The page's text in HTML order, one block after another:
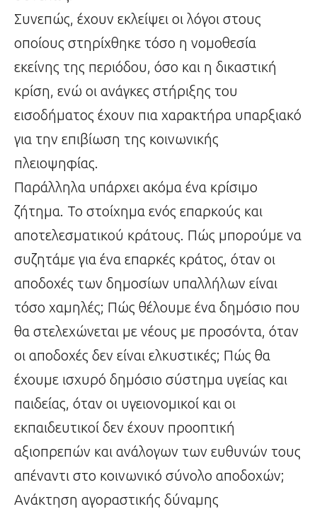
Συνεπώς, έχουν εκλείψει οι λόγοι στους
οποίους στηρίχθηκε τόσο η νομοθεσία
εκείνης της περιόδου, όσο και η δικαστική
κρίση, ενώ οι ανάγκες στήριξης του
εισοδήματος έχουν πια χαρακτήρα υπαρξιακό
για την επιβίωση της κοινωνικής
πλειοψηφίας.
Παράλληλα υπάρχει ακόμα ένα κρίσιμο
ζήτημα. Το στοίχημα ενός επαρκούς και
αποτελεσματικού κράτους. Πώς μπορούμε να
συζητάμε για ένα επαρκές κράτος, όταν οι
αποδοχές των δημοσίων υπαλλήλων είναι
τόσο χαμηλές; Πώς θέλουμε ένα δημόσιο που
θα στελεχώνεται με νέους με προσόντα, όταν
οι αποδοχές δεν είναι ελκυστικές; Πώς θα
έχουμε ισχυρό δημόσιο σύστημα υγείας και
παιδείας, όταν οι υγειονομικοί και οι
εκπαιδευτικοί δεν έχουν προοπτική
αξιοπρεπών και ανάλογων των ευθυνών τους
απέναντι στο κοινωνικό σύνολο αποδοχών;
Ανάκτηση αγοραστικής δύναμης